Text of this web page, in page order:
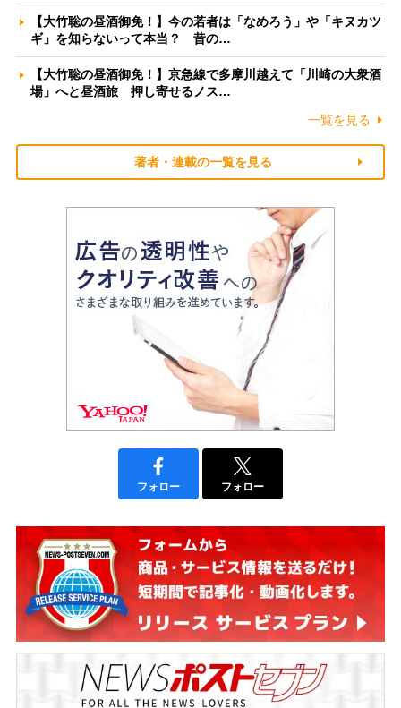
【大竹聡の昼酒御免！】今の若者は「なめろう」や「キヌカツ
ギ」を知らないって本当？ 昔の…
【大竹聡の昼酒御免！】京急線で多摩川越えて「川崎の大衆酒
場」へと昼酒旅 押し寄せるノス…
一覧を見る
著者・連載の一覧を見る
フォロー フォロー